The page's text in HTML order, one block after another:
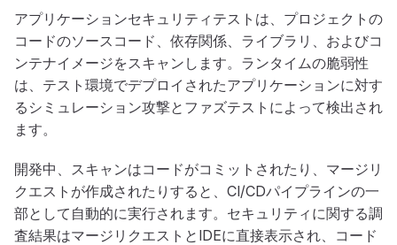
アプリケーションセキュリティテストは、プロジェクトの
コードのソースコード、依存関係、ライブラリ、およびコ
ンテナイメージをスキャンします。ランタイムの脆弱性
は、テスト環境でデプロイされたアプリケーションに対す
るシミュレーション攻撃とファズテストによって検出され
ます。
開発中、スキャンはコードがコミットされたり、マージリ
クエストが作成されたりすると、CI/CDパイプラインの一
部として自動的に実行されます。セキュリティに関する調
査結果はマージリクエストとIDEに直接表示され、コード